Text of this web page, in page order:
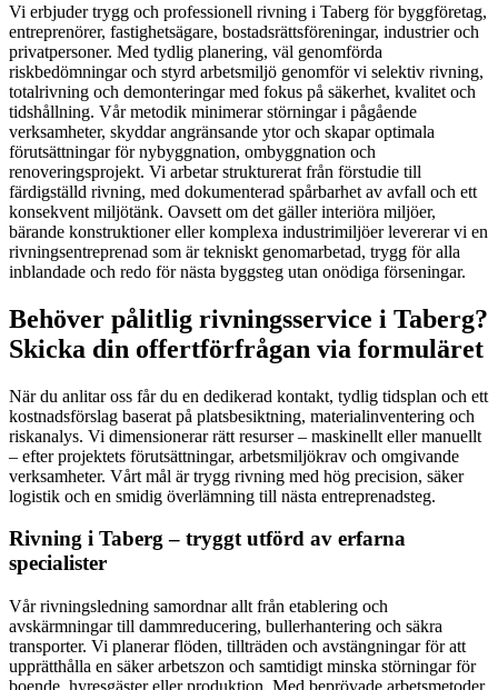
Vi erbjuder trygg och professionell rivning i Taberg för byggföretag,
entreprenörer, fastighetsägare, bostadsrättsföreningar, industrier och
privatpersoner. Med tydlig planering, väl genomförda
riskbedömningar och styrd arbetsmiljö genomför vi selektiv rivning,
totalrivning och demonteringar med fokus på säkerhet, kvalitet och
tidshållning. Vår metodik minimerar störningar i pågående
verksamheter, skyddar angränsande ytor och skapar optimala
förutsättningar för nybyggnation, ombyggnation och
renoveringsprojekt. Vi arbetar strukturerat från förstudie till
färdigställd rivning, med dokumenterad spårbarhet av avfall och ett
konsekvent miljötänk. Oavsett om det gäller interiöra miljöer,
bärande konstruktioner eller komplexa industrimiljöer levererar vi en
rivningsentreprenad som är tekniskt genomarbetad, trygg för alla
inblandade och redo för nästa byggsteg utan onödiga förseningar.
Behöver pålitlig rivningsservice i Taberg?
Skicka din offertförfrågan via formuläret
När du anlitar oss får du en dedikerad kontakt, tydlig tidsplan och ett
kostnadsförslag baserat på platsbesiktning, materialinventering och
riskanalys. Vi dimensionerar rätt resurser – maskinellt eller manuellt
– efter projektets förutsättningar, arbetsmiljökrav och omgivande
verksamheter. Vårt mål är trygg rivning med hög precision, säker
logistik och en smidig överlämning till nästa entreprenadsteg.
Rivning i Taberg – tryggt utförd av erfarna
specialister
Vår rivningsledning samordnar allt från etablering och
avskärmningar till dammreducering, bullerhantering och säkra
transporter. Vi planerar flöden, tillträden och avstängningar för att
upprätthålla en säker arbetszon och samtidigt minska störningar för